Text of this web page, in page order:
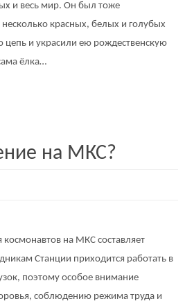
и весь мир. Он был тоже
красных, белых и голубых
цепь и украсили ею рождественскую
ёлка…
на МКС?
на МКС составляет
Станции приходится работать в
поэтому особое внимание
соблюдению режима труда и